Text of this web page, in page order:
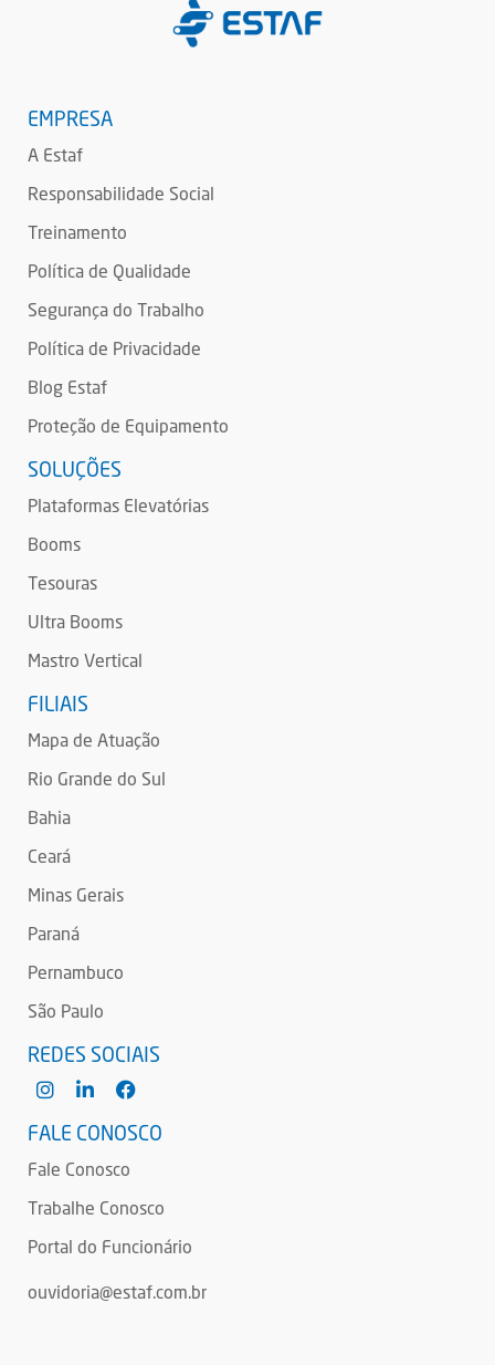
EMPRESA
A Estaf
Responsabilidade Social
Treinamento
Política de Qualidade
Segurança do Trabalho
Política de Privacidade
Blog Estaf
Proteção de Equipamento
SOLUÇÕES
Plataformas Elevatórias
Booms
Tesouras
Ultra Booms
Mastro Vertical
FILIAIS
Mapa de Atuação
Rio Grande do Sul
Bahia
Ceará
Minas Gerais
Paraná
Pernambuco
São Paulo
REDES SOCIAIS
FALE CONOSCO
Fale Conosco
Trabalhe Conosco
Portal do Funcionário
ouvidoria@estaf.com.br